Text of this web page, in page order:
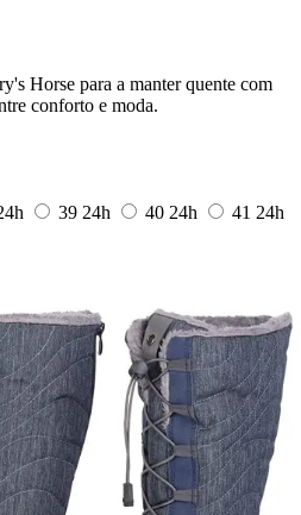
Horse para a manter quente com
conforto e moda.
39 24h 40 24h 41 24h